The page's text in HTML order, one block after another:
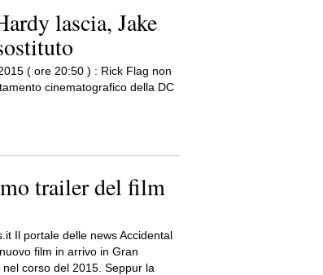
lascia, Jake
( ore 20:50 ) : Rick Flag non
cinematografico della DC
trailer del film
Il portale delle news Accidental
film in arrivo in Gran
nel corso del 2015. Seppur la